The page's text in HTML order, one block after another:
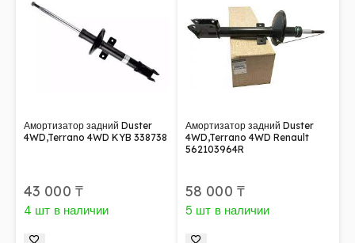
Амортизатор задний Duster
4WD,Terrano 4WD KYB 338738
43 000 ₸
4 шт в наличии
Амортизатор задний Duster
4WD,Terrano 4WD Renault
562103964R
58 000 ₸
5 шт в наличии